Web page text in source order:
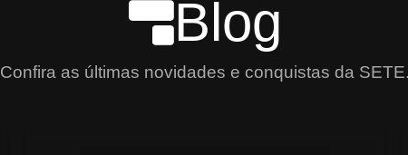
Blog
Confira as últimas novidades e conquistas da